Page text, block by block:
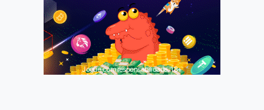
Jogue com responsabilidade. 18+